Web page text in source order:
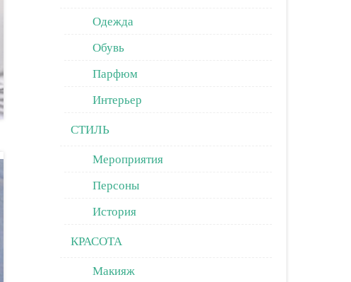
Одежда
Обувь
Парфюм
Интерьер
СТИЛЬ
Мероприятия
Персоны
История
КРАСОТА
Макияж